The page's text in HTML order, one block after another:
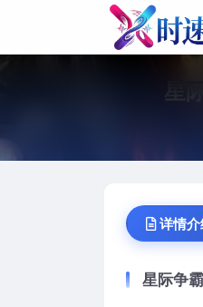
星
详情
星际争